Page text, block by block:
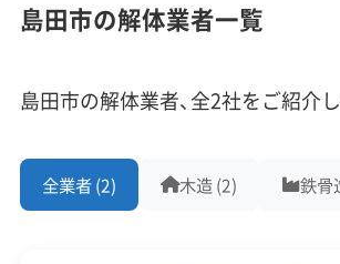
エリアにあるかで、注意すべき点が
従業員30人以上
中間処理場保有
アスベストレベル1,2除去 ブロック塀
土
島田市の解体業者一覧
島田市の解体業者、全2社をご紹介し
全業者 (2) 木造 (2) 鉄骨